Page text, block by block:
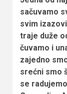
sačuvamo
svim
traje duže
čuvamo i
zajedno
srećni smo
se